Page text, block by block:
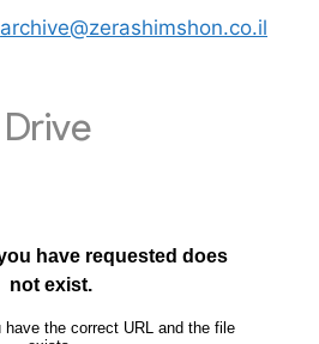
archive@zerashimshon.co.il